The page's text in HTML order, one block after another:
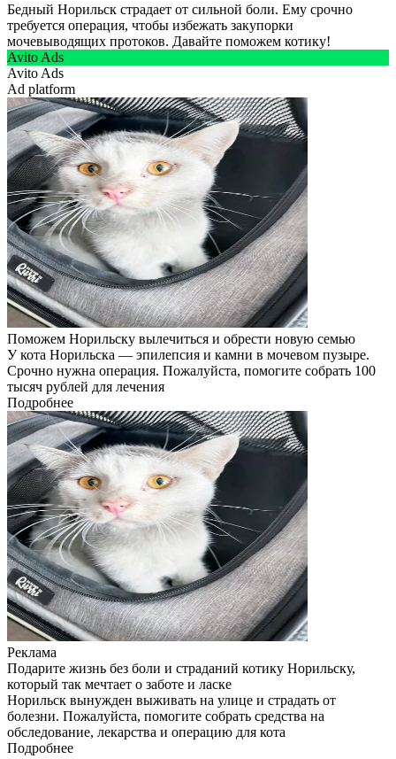
Бедный Норильск страдает от сильной боли. Ему срочно
требуется операция, чтобы избежать закупорки
мочевыводящих протоков. Давайте поможем котику!
Avito Ads
Avito Ads
Ad platform
Поможем Норильску вылечиться и обрести новую семью
У кота Норильска — эпилепсия и камни в мочевом пузыре.
Срочно нужна операция. Пожалуйста, помогите собрать 100
тысяч рублей для лечения
Подробнее
Реклама
Подарите жизнь без боли и страданий котику Норильску,
который так мечтает о заботе и ласке
Норильск вынужден выживать на улице и страдать от
болезни. Пожалуйста, помогите собрать средства на
обследование, лекарства и операцию для кота
Подробнее